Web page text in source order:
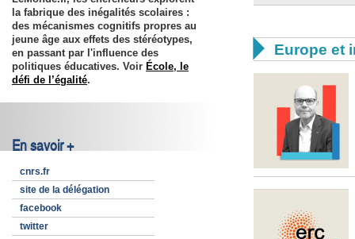
la fabrique des inégalités scolaires :
des mécanismes cognitifs propres au
jeune âge aux effets des stéréotypes,
en passant par l'influence des
politiques éducatives. Voir École, le
défi de l’égalité.
En savoir +
cnrs.fr
site de la délégation
facebook
twitter
 Europe et